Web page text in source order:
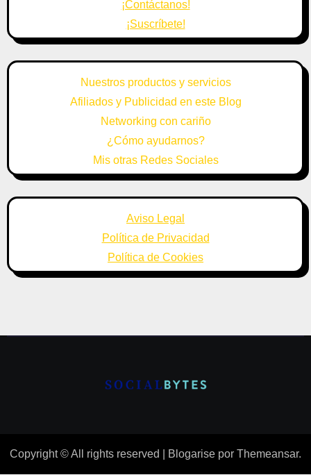
¡Contáctanos!
¡Suscríbete!
Nuestros productos y servicios
Afiliados y Publicidad en este Blog
Networking con cariño
¿Cómo ayudarnos?
Mis otras Redes Sociales
Aviso Legal
Política de Privacidad
Política de Cookies
Copyright © All rights reserved Blogarise por Themeansar.